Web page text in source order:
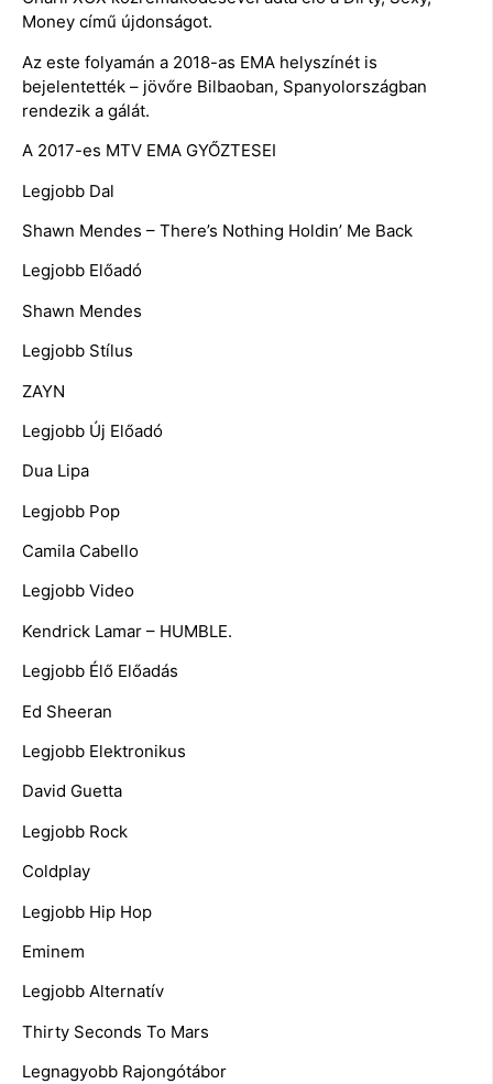
Money című újdonságot.
Az este folyamán a 2018-as EMA helyszínét is
bejelentették – jövőre Bilbaoban, Spanyolországban
rendezik a gálát.
A 2017-es MTV EMA GYŐZTESEI
Legjobb Dal
Shawn Mendes – There’s Nothing Holdin’ Me Back
Legjobb Előadó
Shawn Mendes
Legjobb Stílus
ZAYN
Legjobb Új Előadó
Dua Lipa
Legjobb Pop
Camila Cabello
Legjobb Video
Kendrick Lamar – HUMBLE.
Legjobb Élő Előadás
Ed Sheeran
Legjobb Elektronikus
David Guetta
Legjobb Rock
Coldplay
Legjobb Hip Hop
Eminem
Legjobb Alternatív
Thirty Seconds To Mars
Legnagyobb Rajongótábor